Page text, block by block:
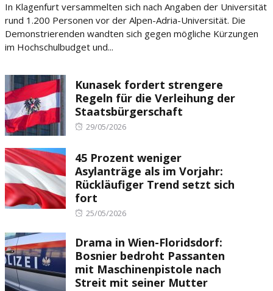
In Klagenfurt versammelten sich nach Angaben der Universität
rund 1.200 Personen vor der Alpen-Adria-Universität. Die
Demonstrierenden wandten sich gegen mögliche Kürzungen
im Hochschulbudget und...
Kunasek fordert strengere
Regeln für die Verleihung der
Staatsbürgerschaft
Posted
29/05/2026
45 Prozent weniger
Asylanträge als im Vorjahr:
Rückläufiger Trend setzt sich
fort
Posted
25/05/2026
Drama in Wien-Floridsdorf:
Bosnier bedroht Passanten
mit Maschinenpistole nach
Streit mit seiner Mutter